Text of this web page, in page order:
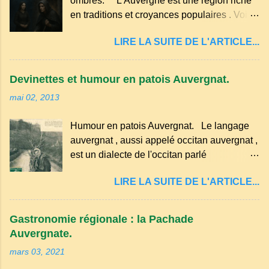
g de beurre. Commencez par équeuter les
cerises sans les dénoyauter de préférence,
séchez-les sur un torchon.
en traditions et croyances populaires . Voici
marqué ses campagnes : Superstitions : Le
pain retourné. Quand, à un repas, un des
voisins se hâtent de planter dans le
aperçoit, il remet le pain sur le bon coté,
mais il doit payer autant de bouteilles de vin
qu’il y a de couteaux ou de fourchettes
d’Ambert). Les quatre chemins. Quand
deux chemins se rencontrent et se coupent,
leur intersection forme un carrefour qui a
LIRE LA SUITE DE L'ARTICLE...
Devinettes et humour en patois Auvergnat.
mai 02, 2013
Humour en patois Auvergnat. Le langage
auvergnat , aussi appelé occitan auvergnat ,
est un dialecte de l'occitan parlé
certaines parties du Massif central . Il
appartient à la famille des langues romanes
et est classé parmi les dialectes du nord-
occitan . Bien que le nombre de locuteurs
LIRE LA SUITE DE L'ARTICLE...
Gastronomie régionale : la Pachade
Auvergnate.
mars 03, 2021